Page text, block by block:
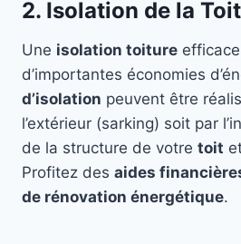
2. Isolation de la
Une isolation toiture
d’importantes économies
d’isolation peuvent être
l’extérieur (sarking) soit par
de la structure de votre toit
Profitez des aides
de rénovation énergétique.